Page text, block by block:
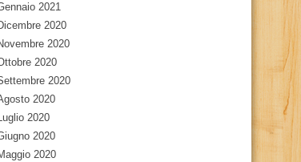
2021
2020
2020
2020
2020
2020
2020
2020
2020